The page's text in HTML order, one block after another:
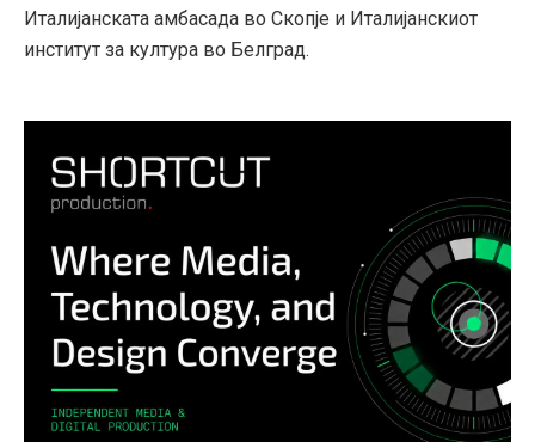
Италијанската амбасада во Скопје и Италијанскиот
институт за култура во Белград.